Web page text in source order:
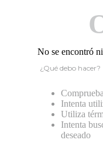
No se encontró
¿Qué debo hacer?
Intenta
Utiliza
Intenta
deseado